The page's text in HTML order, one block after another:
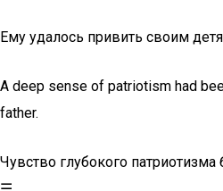
Ему удалось привить своим
A deep sense of patriotism had
father.
Чувство глубокого